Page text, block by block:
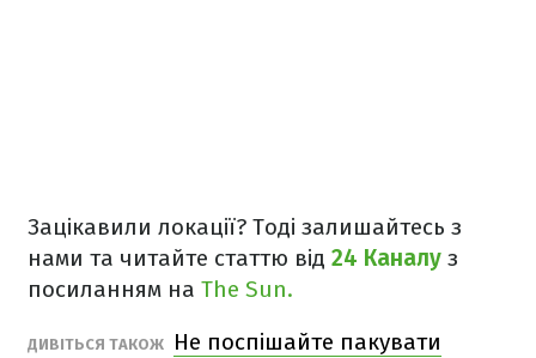
Зацікавили локації? Тоді залишайтесь з
нами та читайте статтю від 24 Каналу з
посиланням на The Sun.
ДИВІТЬСЯ ТАКОЖ
Не поспішайте пакувати